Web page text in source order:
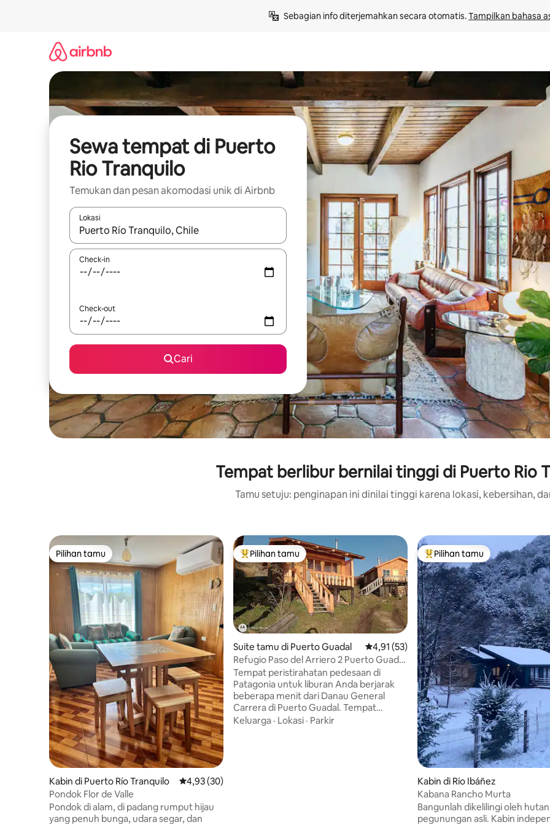
Sebagian info diterjemahkan secara otomatis. Tampilkan bahasa
Sewa tempat di Puerto
Rio Tranquilo
Temukan dan pesan akomodasi unik di Airbnb
Lokasi
Jika hasil yang dicari tersedia, telusuri dengan tombol panah ke atas dan ke bawah atau jelajahi dengan sentuhan atau
Check-in
Check-out
Cari
Tempat berlibur bernilai tinggi di Puerto Rio
Tamu setuju: penginapan ini dinilai tinggi karena lokasi, kebersihan,
Pilihan tamu
Pilihan tamu
Kabin di Puerto Río Tranquilo Nilai rata-rata 4,93 dari 5, 30 ulasan
4,93 (30)
Pondok Flor de Valle
Pondok di alam, di padang rumput hijau
yang penuh bunga, udara segar, dan
Pilihan tamu terpopuler
Pilihan tamu
Suite tamu di Puerto Guadal Nilai rata-rata 4,91 dari 5, 53 ulasan
4,91 (53)
Refugio Paso del Arriero 2 Puerto Guadal
Patagonia (Penginapan)
Tempat peristirahatan pedesaan di
Patagonia untuk liburan Anda berjarak
beberapa menit dari Danau General
Carrera di Puerto Guadal. Tempat
peristirahatan ini untuk 3 atau 4 orang
Keluarga · Lokasi · Parkir
Pilihan tamu terpopuler
Pilihan tamu
Kabin di Río Ibáñez
Kabana Rancho Murta
Bangunlah dikelilingi oleh
pegunungan asli. Kabin